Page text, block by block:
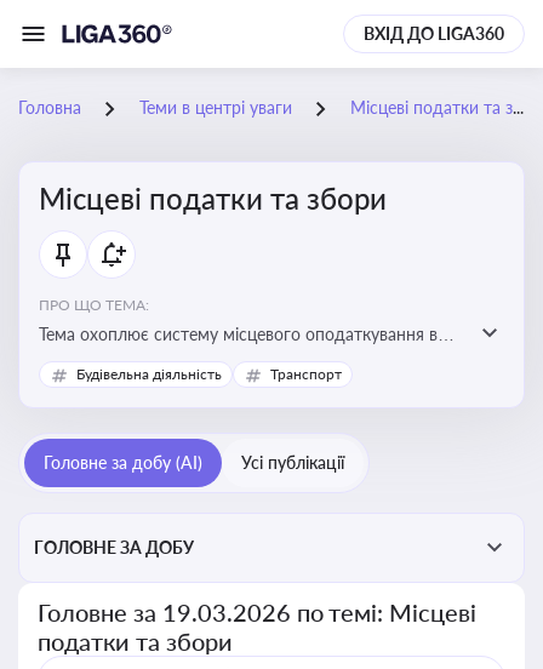
ВХІД ДО LIGA360
Головна Теми в центрі уваги Місцеві податки та збори
Місцеві податки та збори
ПРО ЩО ТЕМА:
Тема охоплює систему місцевого оподаткування в
Україні, включаючи туристичний збір, плату за
земельні ділянки, за паркування транспорту
Будівельна діяльність Транспорт
Головне за добу (AI) Усі публікації
ГОЛОВНЕ ЗА ДОБУ
Головне за 19.03.2026 по темі: Місцеві
податки та збори